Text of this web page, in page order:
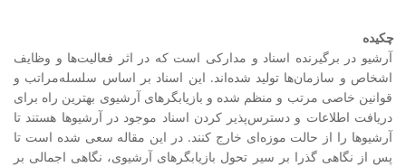
چکیده
آرشیو در برگیرنده اسناد و مدارکی است که در اثر فعالیت‌ها و وظایف
اشخاص و سازمان‌ها تولید شده‌ا‌ند. این اسناد بر اساس سلسله‌مراتب و
قوانین خاصی مرتب و منظم شده‌ و بازیابگرهای آرشیوی بهترین راه برای
دریافت اطلاعات و دسترس‌پذیر کردن اسناد موجود در آرشیوها هستند تا
آرشیوها را از حالت موزه‌ای خارج کنند. در این مقاله سعی شده است تا
پس از نگاهی گذرا بر سیر تحول بازیابگرهای آرشیوی، نگاهی اجمالی بر